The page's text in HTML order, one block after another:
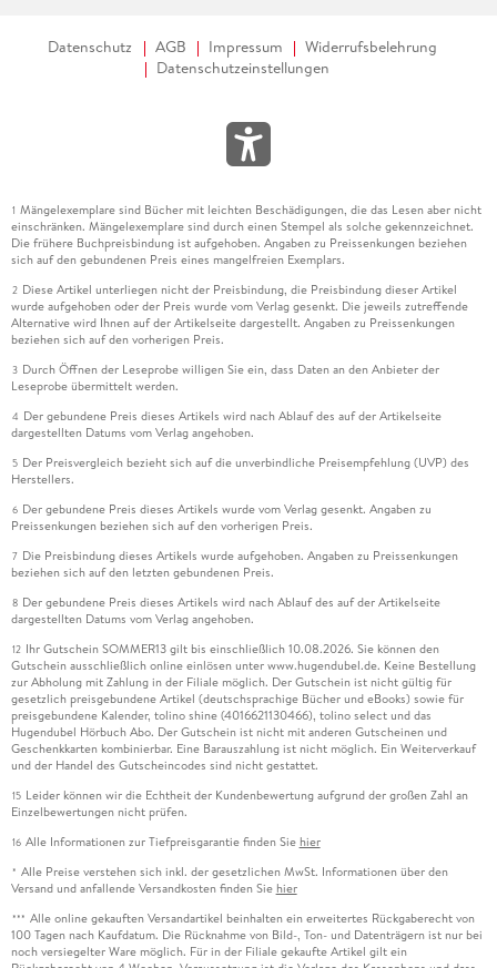
Datenschutz AGB Impressum
Widerrufsbelehrung
Datenschutzeinstellungen
1 Mängelexemplare sind Bücher mit leichten Beschädigungen, die das Lesen aber nicht
einschränken. Mängelexemplare sind durch einen Stempel als solche gekennzeichnet.
Die frühere Buchpreisbindung ist aufgehoben. Angaben zu Preissenkungen beziehen
sich auf den gebundenen Preis eines mangelfreien Exemplars.
2 Diese Artikel unterliegen nicht der Preisbindung, die Preisbindung dieser Artikel
wurde aufgehoben oder der Preis wurde vom Verlag gesenkt. Die jeweils zutreffende
Alternative wird Ihnen auf der Artikelseite dargestellt. Angaben zu Preissenkungen
beziehen sich auf den vorherigen Preis.
3 Durch Öffnen der Leseprobe willigen Sie ein, dass Daten an den Anbieter der
Leseprobe übermittelt werden.
4 Der gebundene Preis dieses Artikels wird nach Ablauf des auf der Artikelseite
dargestellten Datums vom Verlag angehoben.
5 Der Preisvergleich bezieht sich auf die unverbindliche Preisempfehlung (UVP) des
Herstellers.
6 Der gebundene Preis dieses Artikels wurde vom Verlag gesenkt. Angaben zu
Preissenkungen beziehen sich auf den vorherigen Preis.
7 Die Preisbindung dieses Artikels wurde aufgehoben. Angaben zu Preissenkungen
beziehen sich auf den letzten gebundenen Preis.
8 Der gebundene Preis dieses Artikels wird nach Ablauf des auf der Artikelseite
dargestellten Datums vom Verlag angehoben.
12 Ihr Gutschein SOMMER13 gilt bis einschließlich 10.08.2026. Sie können den
Gutschein ausschließlich online einlösen unter www.hugendubel.de. Keine Bestellung
zur Abholung mit Zahlung in der Filiale möglich. Der Gutschein ist nicht gültig für
gesetzlich preisgebundene Artikel (deutschsprachige Bücher und eBooks) sowie für
preisgebundene Kalender, tolino shine (4016621130466), tolino select und das
Hugendubel Hörbuch Abo. Der Gutschein ist nicht mit anderen Gutscheinen und
Geschenkkarten kombinierbar. Eine Barauszahlung ist nicht möglich. Ein Weiterverkauf
und der Handel des Gutscheincodes sind nicht gestattet.
15 Leider können wir die Echtheit der Kundenbewertung aufgrund der großen Zahl an
Einzelbewertungen nicht prüfen.
16 Alle Informationen zur Tiefpreisgarantie finden Sie hier
* Alle Preise verstehen sich inkl. der gesetzlichen MwSt. Informationen über den
Versand und anfallende Versandkosten finden Sie hier
*** Alle online gekauften Versandartikel beinhalten ein erweitertes Rückgaberecht von
100 Tagen nach Kaufdatum. Die Rücknahme von Bild-, Ton- und Datenträgern ist nur bei
noch versiegelter Ware möglich. Für in der Filiale gekaufte Artikel gilt ein